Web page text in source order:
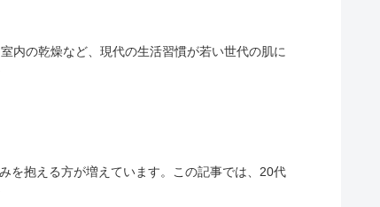
内の乾燥など、現代の生活習慣が若い世代の肌に
を抱える方が増えています。この記事では、20代